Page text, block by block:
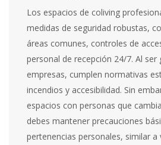
Los espacios de coliving
medidas de seguridad robustas,
áreas comunes, controles de
personal de recepción 24/7. Al
empresas, cumplen normativas
incendios y accesibilidad. Sin
espacios con personas que
debes mantener precauciones
pertenencias personales, similar a